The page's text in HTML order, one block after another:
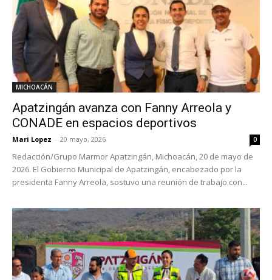
MICHOACÁN
Apatzingán avanza con Fanny Arreola y
CONADE en espacios deportivos
Mari Lopez - 20 mayo, 2026 0
Redacción/Grupo Marmor Apatzingán, Michoacán, 20 de mayo de
2026. El Gobierno Municipal de Apatzingán, encabezado por la
presidenta Fanny Arreola, sostuvo una reunión de trabajo con...